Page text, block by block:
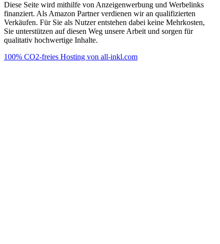
Diese Seite wird mithilfe von Anzeigenwerbung und Werbelinks
finanziert. Als Amazon Partner verdienen wir an qualifizierten
Verkäufen. Für Sie als Nutzer entstehen dabei keine Mehrkosten,
Sie unterstützen auf diesen Weg unsere Arbeit und sorgen für
qualitativ hochwertige Inhalte.
100% CO2-freies Hosting von all-inkl.com